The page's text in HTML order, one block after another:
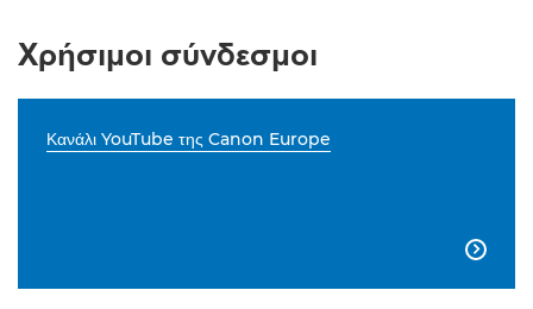
Χρήσιμοι σύνδεσμοι
Κανάλι YouTube της Canon Europe
